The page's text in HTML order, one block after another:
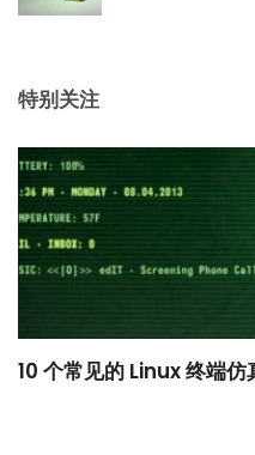
特别关注
10 个常见的 Linux 终端仿